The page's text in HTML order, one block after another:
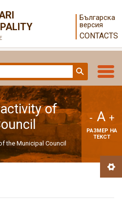
Българска
версия
CONTACTS
of
the Municipal Council
- A +
РАЗМЕР НА
ТЕКСТ